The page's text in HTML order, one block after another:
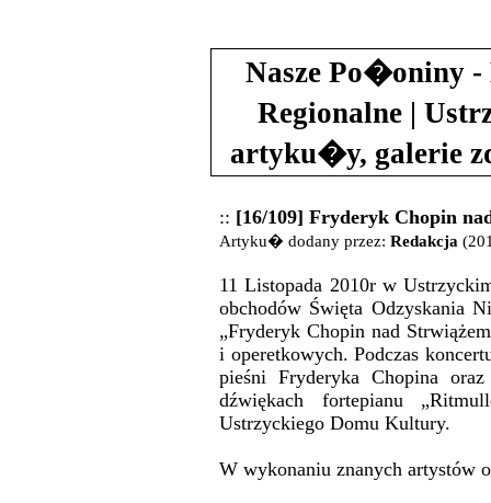
Nasze Po�oniny -
Regionalne |
artyku�y, galerie
:: [16/109] Fryderyk Chopin
Artyku� dodany przez: Redakcja
11 Listopada 2010r w
obchodów Święta Odzyskania
„Fryderyk Chopin nad
i operetkowych. Podczas
pieśni Fryderyka Chopina
dźwiękach fortepianu
Ustrzyckiego Domu Kultury.
W wykonaniu znanych artystów